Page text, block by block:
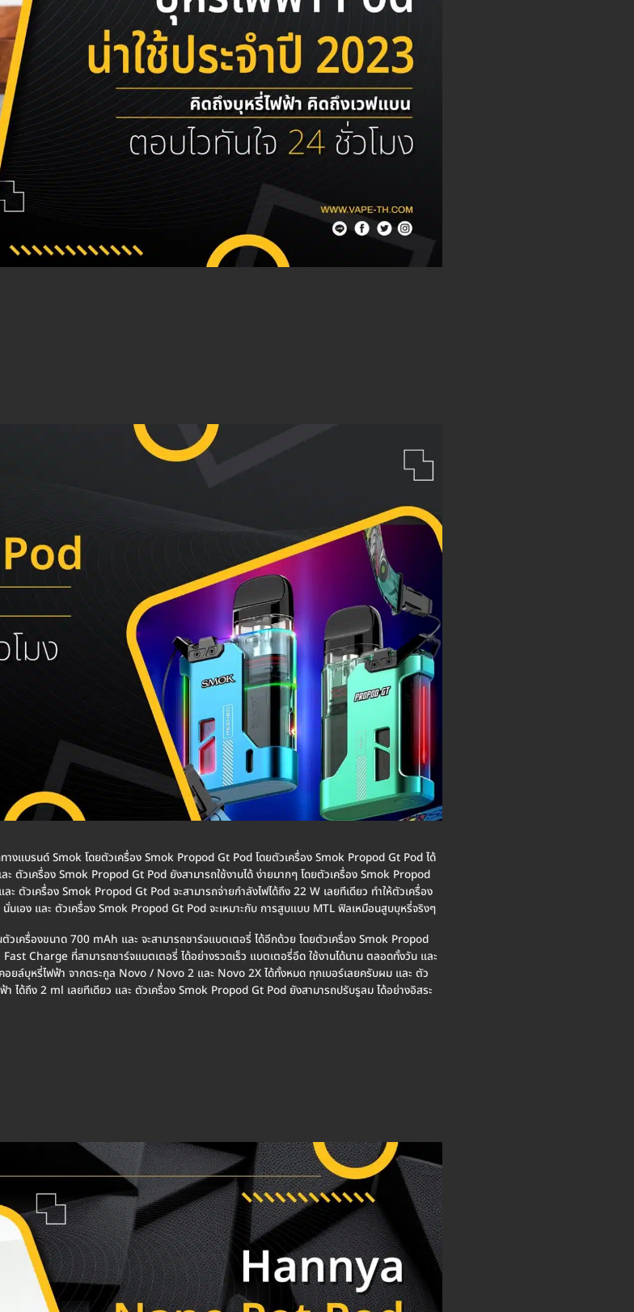
งแบรนด์ Smok โดยตัวเครื่อง Smok Propod Gt Pod โดยตัวเครื่อง Smok Propod Gt Pod ได้
ตัวเครื่อง Smok Propod Gt Pod ยังสามารถใช้งานได้ ง่ายมากๆ โดยตัวเครื่อง Smok Propod
ะ ตัวเครื่อง Smok Propod Gt Pod จะสามารถจ่ายกำลังไฟได้ถึง 22 W เลยทีเดียว ทำให้ตัวเครื่อง
เอง และ ตัวเครื่อง Smok Propod Gt Pod จะเหมาะกับ การสูบแบบ MTL ฟิลเหมือนสูบบุหรี่จริงๆ
เครื่องขนาด 700 mAh และ จะสามารถชาร์จแบตเตอรี่ ได้อีกด้วย โดยตัวเครื่อง Smok Propod
Charge ที่สามารถชาร์จแบตเตอรี่ ได้อย่างรวดเร็ว แบตเตอรี่อึด ใช้งานได้นาน ตลอดทั้งวัน และ
ยล์บุหรี่ไฟฟ้า จากตระกูล Novo / Novo 2 และ Novo 2X ได้ทั้งหมด ทุกเบอร์เลยครับผม และ ตัว
ได้ถึง 2 ml เลยทีเดียว และ ตัวเครื่อง Smok Propod Gt Pod ยังสามารถปรับรูลม ได้อย่างอิสระ